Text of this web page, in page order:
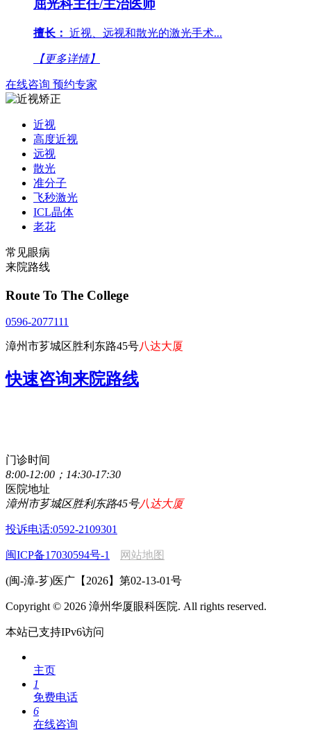
屈光科主任/主治医师
擅长： 近视、远视和散光的激光手术...
【更多详情】
在线咨询 预约专家
近视
高度近视
远视
散光
准分子
飞秒激光
ICL晶体
老花
常见眼病
来院路线
Route To The College
0596-2077111
漳州市芗城区胜利东路45号八达大厦
快速咨询来院路线
门诊时间
8:00-12:00；14:30-17:30
医院地址
漳州市芗城区胜利东路45号八达大厦
投诉电话:0592-2109301
闽ICP备17030594号-1 网站地图
(闽-漳-芗)医广【2026】第02-13-01号
Copyright © 2026 漳州华厦眼科医院. All rights reserved.
本站已支持IPv6访问
主页
1
免费电话
6
在线咨询